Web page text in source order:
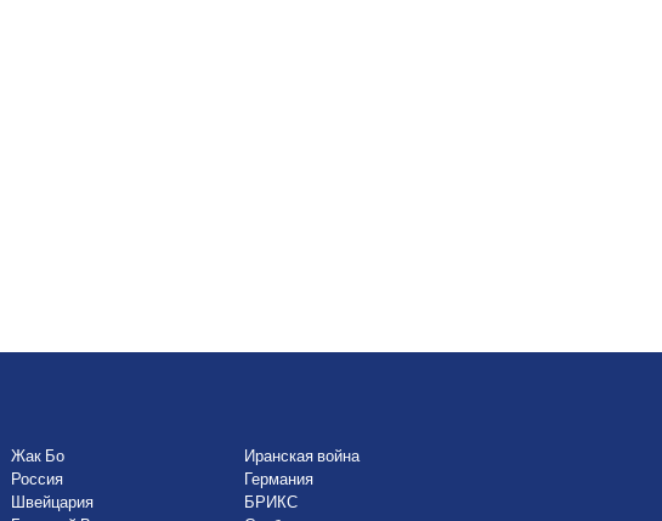
Жак Бо
Иранская война
Россия
Германия
Швейцария
БРИКС